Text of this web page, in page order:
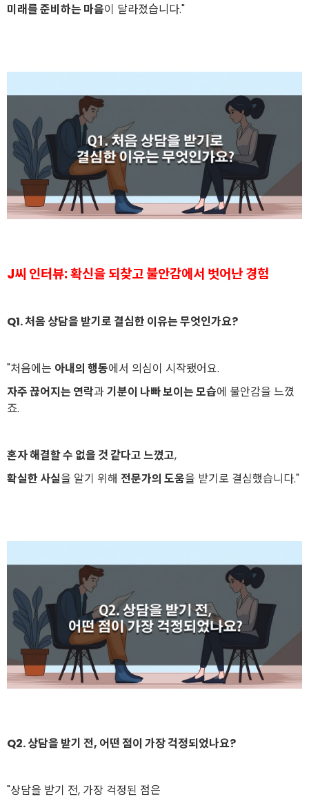
미래를 준비하는 마음이 달라졌습니다."
J씨 인터뷰: 확신을 되찾고 불안감에서 벗어난 경험
Q1. 처음 상담을 받기로 결심한 이유는 무엇인가요?
"처음에는 아내의 행동에서 의심이 시작됐어요.
자주 끊어지는 연락과기분이 나빠 보이는 모습에 불안감을 느꼈
죠.
혼자 해결할 수 없을 것 같다고 느꼈고,
확실한 사실을 알기 위해 전문가의 도움을 받기로 결심했습니다."
Q2. 상담을 받기 전, 어떤 점이 가장 걱정되었나요?
"상담을 받기 전, 가장 걱정된 점은